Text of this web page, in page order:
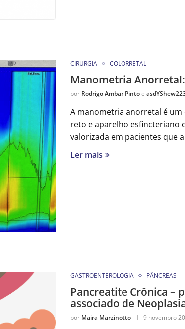
CIRURGIA COLORRETAL
Manometria
por Rodrigo Ambar Pintoe
A manometria anorretal é um
reto e aparelho esfincteriano
valorizada em pacientes que
Ler mais
GASTROENTEROLOGIA PÂNCREAS
Pancreatite Crônica –
associado de
por Maira Marzinotto 9 novembro